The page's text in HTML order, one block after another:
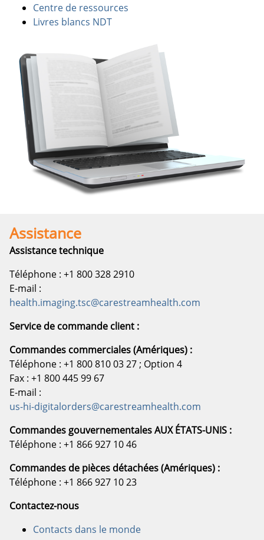
Centre de ressources
Livres blancs NDT
Assistance
Assistance technique
Téléphone : +1 800 328 2910
E-mail :
health.imaging.tsc@carestreamhealth.com
Service de commande client :
Commandes commerciales (Amériques) :
Téléphone : +1 800 810 03 27 ; Option 4
Fax : +1 800 445 99 67
E-mail :
us-hi-digitalorders@carestreamhealth.com
Commandes gouvernementales AUX ÉTATS-UNIS :
Téléphone : +1 866 927 10 46
Commandes de pièces détachées (Amériques) :
Téléphone : +1 866 927 10 23
Contactez-nous
Contacts dans le monde